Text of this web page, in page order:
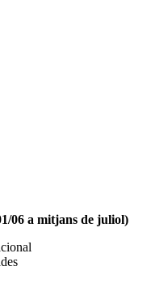
06 a mitjans de juliol)